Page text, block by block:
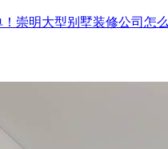
崇明大型别墅装修公司怎